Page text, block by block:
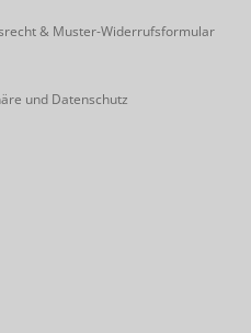
& Muster-Widerrufsformular
und Datenschutz